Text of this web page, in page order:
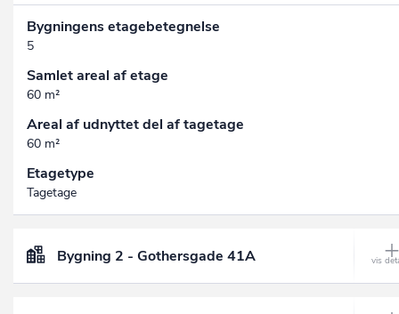
Bygningens etagebetegnelse
5
Samlet areal af etage
60 m²
Areal af udnyttet del af tagetage
60 m²
Etagetype
Tagetage
Bygning 2 - Gothersgade 41A